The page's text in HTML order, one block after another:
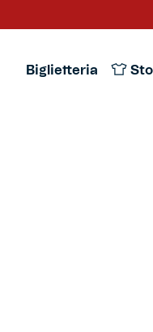
Biglietteria